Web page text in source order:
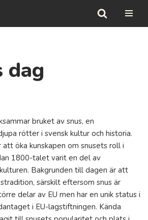
dag
bruket av snus, en
rötter i svensk kultur och historia.
öka kunskapen om snusets roll i
1800-talet varit en del av
Bakgrunden till dagen är att
särskilt eftersom snus är
delar av EU men har en unik status i
i EU-lagstiftningen. Kända